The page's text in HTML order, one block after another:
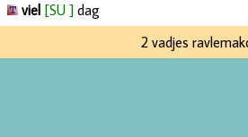
viel [SU ] dag
2 vadjes